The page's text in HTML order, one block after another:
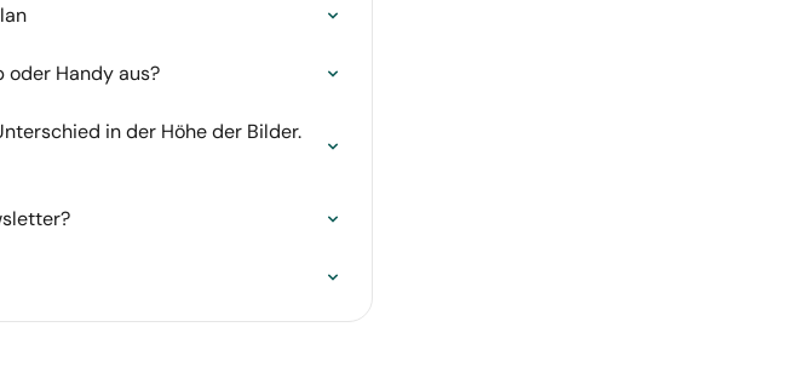
oder Handy aus?
in der Höhe der Bilder.